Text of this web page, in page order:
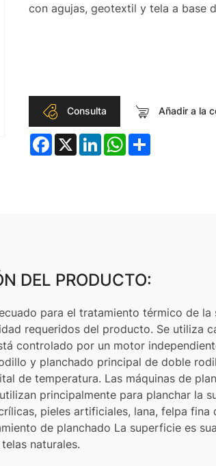
con agujas, geotextil y tela a base
Consulta Añadir a la
Facebook
X LinkedInWhatsApp
Share
DEL PRODUCTO:
para el tratamiento térmico de
requeridos del producto. Se utiliza
controlado por un motor
y planchado principal de doble
de temperatura. Las máquinas de
principalmente para planchar la
pieles artificiales, lana, felpa
de planchado La superficie es
naturales.